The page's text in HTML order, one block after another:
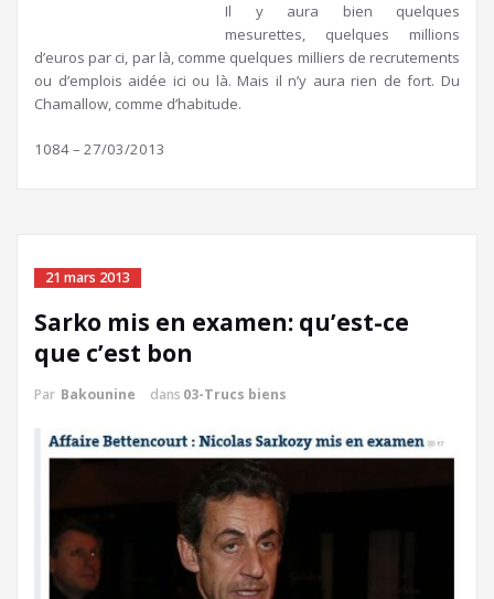
Il y aura bien quelques
mesurettes, quelques millions
d’euros par ci, par là, comme quelques milliers de recrutements
ou d’emplois aidée ici ou là. Mais il n’y aura rien de fort. Du
Chamallow, comme d’habitude.
1084 – 27/03/2013
21 mars 2013
Sarko mis en examen: qu’est-ce
que c’est bon
Par Bakounine dans 03-Trucs biens